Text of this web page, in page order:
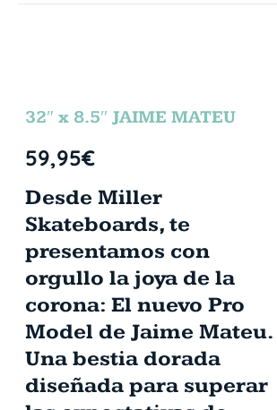
32″ x 8.5″ JAIME MATEU
59,95€
Desde Miller
Skateboards, te
presentamos con
orgullo la joya de la
corona: El nuevo Pro
Model de Jaime Mateu.
Una bestia dorada
diseñada para superar